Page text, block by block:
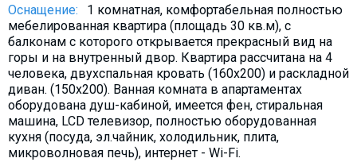
Оснащение:
1 комнатная, комфортабельная полностью
мебeлированная квартира (площадь 30 кв.м), с
балконам с которого открывается прекрасный вид на
горы и на внутренный двор. Квартира рассчитана на 4
человека, двухспальная кровать (160х200) и раскладной
диван. (150х200). Ванная комната в апартаментах
оборудована душ-кабиной, имеется фен, стиральная
машина, LCD телевизор, полностью оборудованная
кухня (посуда, эл.чайник, холодильник, плита,
микроволновая печь), интернет - Wi-Fi.
Безопасность